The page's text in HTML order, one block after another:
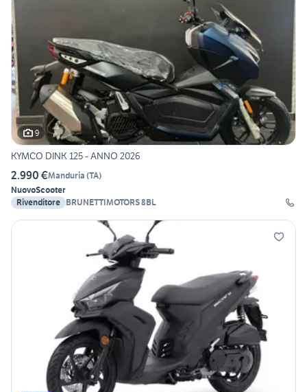
9
KYMCO DINK 125 - ANNO 2026
2.990 €Manduria (TA)
NuovoScooter
Rivenditore BRUNETTIMOTORS 8BL